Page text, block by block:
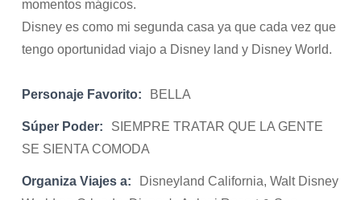
momentos mágicos.
Disney es como mi segunda casa ya que cada vez que
tengo oportunidad viajo a Disney land y Disney World.
Personaje Favorito: BELLA
Súper Poder:
SIEMPRE TRATAR QUE LA GENTE
SE SIENTA COMODA
Organiza Viajes a:
Disneyland California, Walt Disney